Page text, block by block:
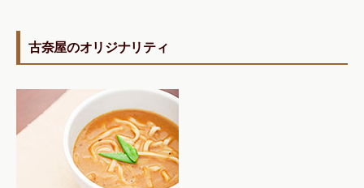
古奈屋のオリジナリティ